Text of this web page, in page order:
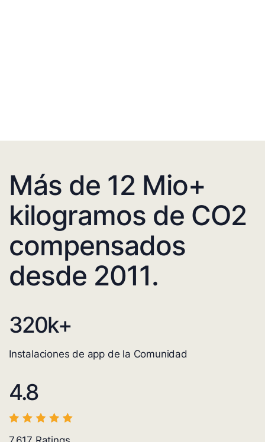
Más de 12 Mio+
kilogramos de CO2
compensados
desde 2011.
320k+
Instalaciones de app de la Comunidad
4.8